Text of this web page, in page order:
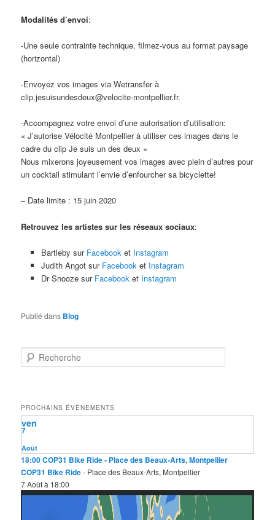
Modalités d’envoi:
-Une seule contrainte technique, filmez-vous au format paysage
(horizontal)
-Envoyez vos images via Wetransfer à
clip.jesuisundesdeux@velocite-montpellier.fr.
-Accompagnez votre envoi d’une autorisation d’utilisation:
« J’autorise Vélocité Montpellier à utiliser ces images dans le
cadre du clip Je suis un des deux »
Nous mixerons joyeusement vos images avec plein d’autres pour
un cocktail stimulant l’envie d’enfourcher sa bicyclette!
– Date limite : 15 juin 2020
Retrouvez les artistes sur les réseaux sociaux:
Bartleby sur Facebook et Instagram
Judith Angot sur Facebook et Instagram
Dr Snooze sur Facebook et Instagram
Publié dans Blog
e
r
c
h
e
PROCHAINS ÉVÉNEMENTS
Août
7
ven
18:00COP31 Bike Ride- Place des Beaux-Arts, Montpellier
COP31 Bike Ride- Place des Beaux-Arts, Montpellier
7 Août à 18:00